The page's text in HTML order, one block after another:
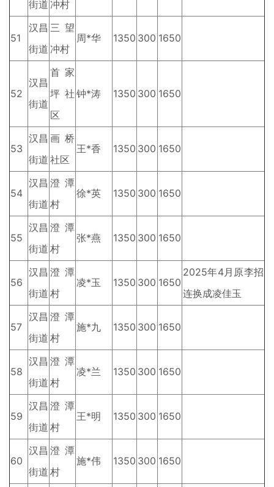
街道 冲村
51
汉昌
街道
三望
冲村
周*华 1350 300 1650
52
汉昌
街道
首家
坪社
区
钟*涛 1350 300 1650
53
汉昌
街道
画桥
社区
王*香 1350 300 1650
54
汉昌
街道
澄潭
村
徐*英 1350 300 1650
55
汉昌
街道
澄潭
村
张*燕 1350 300 1650
56
汉昌
街道
澄潭
村
凌*玉 1350 300 1650
2025年4月原李招
连换成凌佳玉
57
汉昌
街道
澄潭
村
施*九 1350 300 1650
58
汉昌
街道
澄潭
村
凌*兰 1350 300 1650
59
汉昌
街道
澄潭
村
王*明 1350 300 1650
60
汉昌
街道
澄潭
村
施*伟 1350 300 1650